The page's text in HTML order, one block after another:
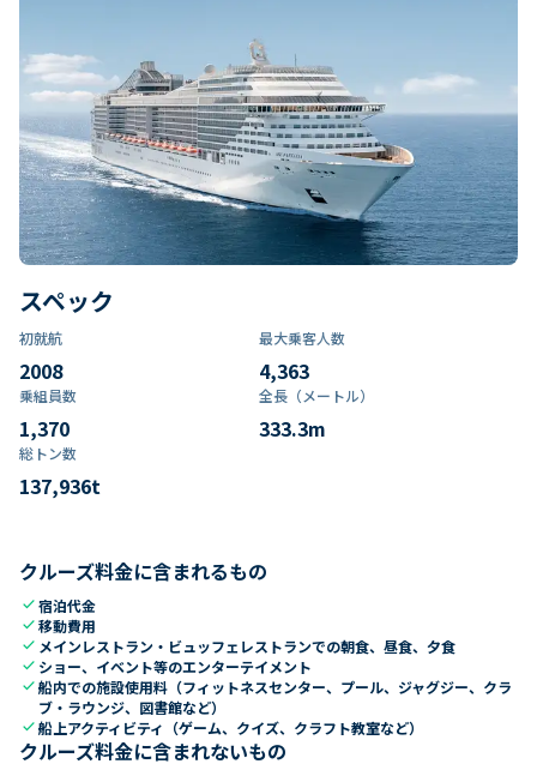
スペック
初就航
2008
最大乗客人数
4,363
乗組員数​
1,370
全長（メートル）
333.3m
総トン数​
137,936t
クルーズ料金に含まれるもの
check宿泊代金
check移動費用
check メインレストラン・ビュッフェレストランでの朝食、昼食、夕食
check ショー、イベント等のエンターテイメント
check船内での施設使用料（フィットネスセンター、プール、ジャグジー、クラ
ブ・ラウンジ、図書館など）
check船上アクティビティ（ゲーム、クイズ、クラフト教室など）
クルーズ料金に含まれないもの